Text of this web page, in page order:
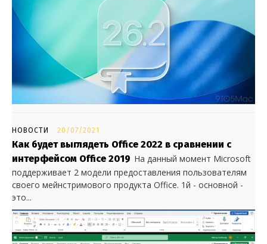
НОВОСТИ 20/07/2021
Как будет выглядеть Office 2022 в сравнении с
интерфейсом Office 2019 На данный момент Microsoft
поддерживает 2 модели предоставления пользователям
своего мейнстримового продукта Office. 1й - основной -
это...